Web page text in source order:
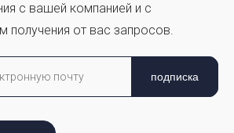
с вашей компанией и с
получения от вас запросов.
подписка